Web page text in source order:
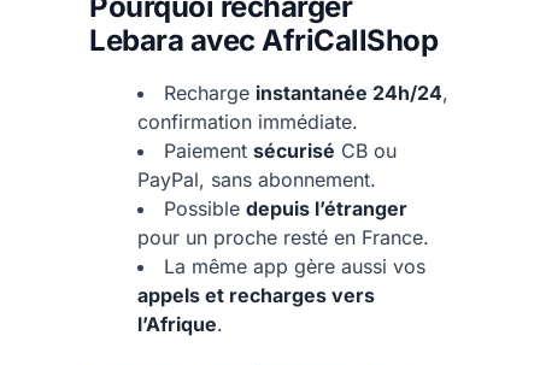
Lebara avec AfriCallShop
Recharge instantanée 24h/24,
confirmation immédiate.
Paiement sécurisé CB ou
PayPal, sans abonnement.
Possible depuis l’étranger
pour un proche resté en France.
La même app gère aussi vos
appels et recharges vers
l’Afrique.